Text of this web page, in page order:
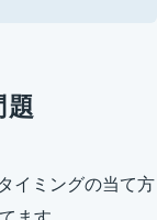
イミングの当て方